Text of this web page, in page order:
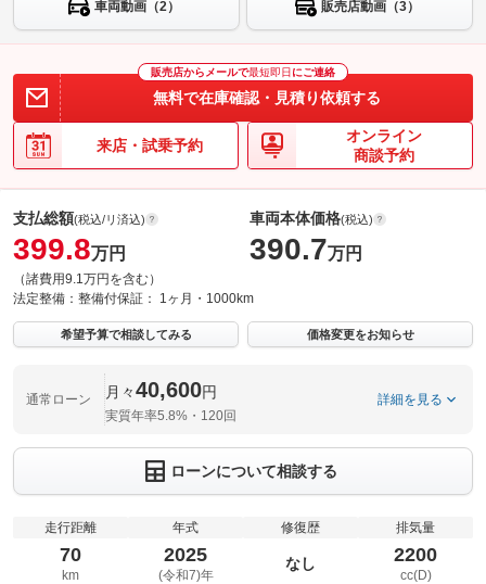
車両動画（2） 販売店動画（3）
販売店からメールで最短即日 にご連絡
無料で在庫確認・見積り依頼する
来店・試乗予約
オンライン
商談予約
支払総額(税込/リ済込)
399.8万円
（諸費用9.1万円を含む）
車両本体価格(税込)
390.7万円
法定整備： 整備付保証： 1ヶ月・1000km
希望予算で相談してみる 価格変更をお知らせ
通常ローン 月々40,600円
実質年率5.8%・120回
詳細を見る
ローンについて相談する
走行距離
70
km
年式
2025
(令和7)年
修復歴
なし
排気量
2200
cc(D)